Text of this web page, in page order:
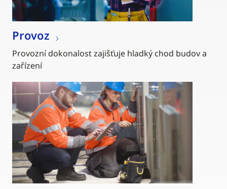
Provoz
Provozní dokonalost zajišťuje hladký chod budov a
zařízení